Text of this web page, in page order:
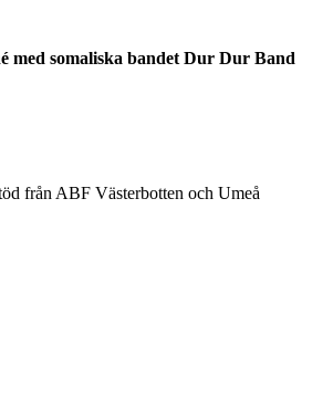
med somaliska bandet Dur Dur Band
från ABF Västerbotten och Umeå